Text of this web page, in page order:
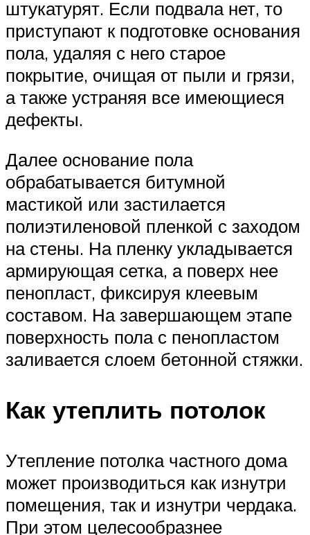
штукатурят. Если подвала нет, то
приступают к подготовке основания
пола, удаляя с него старое
покрытие, очищая от пыли и грязи,
а также устраняя все имеющиеся
дефекты.
Далее основание пола
обрабатывается битумной
мастикой или застилается
полиэтиленовой пленкой с заходом
на стены. На пленку укладывается
армирующая сетка, а поверх нее
пенопласт, фиксируя клеевым
составом. На завершающем этапе
поверхность пола с пенопластом
заливается слоем бетонной стяжки.
Как утеплить потолок
Утепление потолка частного дома
может производиться как изнутри
помещения, так и изнутри чердака.
При этом целесообразнее